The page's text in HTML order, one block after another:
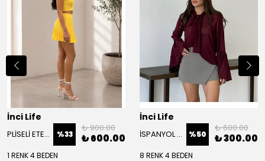
İnci Life
PLİSELİ ETEK BÜSTİYER TAKIM %33
₺ 900.00
₺ 600.00
1 RENK 4 BEDEN
İnci Life
İSPANYOL KOL TRANSPRAN BLUZ %50
₺ 600.00
₺ 300.00
8 RENK 4 BEDEN